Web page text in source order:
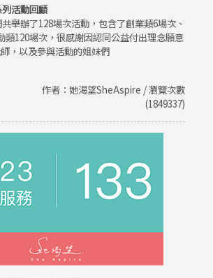
活動回顧
舉辦了128場次活動，包含了創業類6場次、
類120場次，很感謝因認同公益付出理念願意
，以及參與活動的姐妹們
作者：她渴望SheAspire / 瀏覽次數
(1849337)